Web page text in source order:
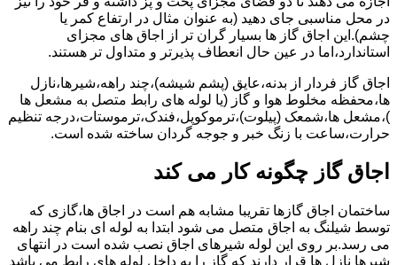
در محل مناسبی جای دهید (به عنوان مثال در ارتفاع کمر یا
چشم).این اجاق گاز ها بسیار گران تر از اجاق های مجزای
استاندارد،اما در عین حال انعطاف پذیرتر و متداول تر هستند.
اجاق گاز فردار از بدنه،عایق (پشم شیشه)،چند راهه،شیرها،نازل
ها،محفظه مخلوط هوا و گاز (یا لوله های رابط متصل به مشعل ها
)،مشعل ها،شمعک (پیلوت)،ترموکوپل،فندک،ترموستات،درجه تنظیم
حرارت،ساعت با زنگ خبر و جوجه گردان ساخته شده است.
اجاق گاز چگونه کار می کند
ساختمان اجاق گازها تقریبا مشابه هم است در اجاق ها،گازی که
توسط شیلنگ به اجاق متصل می شود ابتدا به لوله ای بنام چند راهه
می رسد.بر روی این لوله شیرهای اجاق نصب شده است در انتهای
شیرها نازل ها قرار دارند که گاز را به داخل لوله های رابط می پاشد